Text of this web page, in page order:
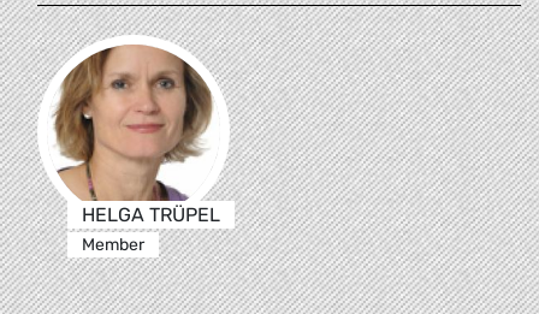
HELGA TRÜPEL
Member